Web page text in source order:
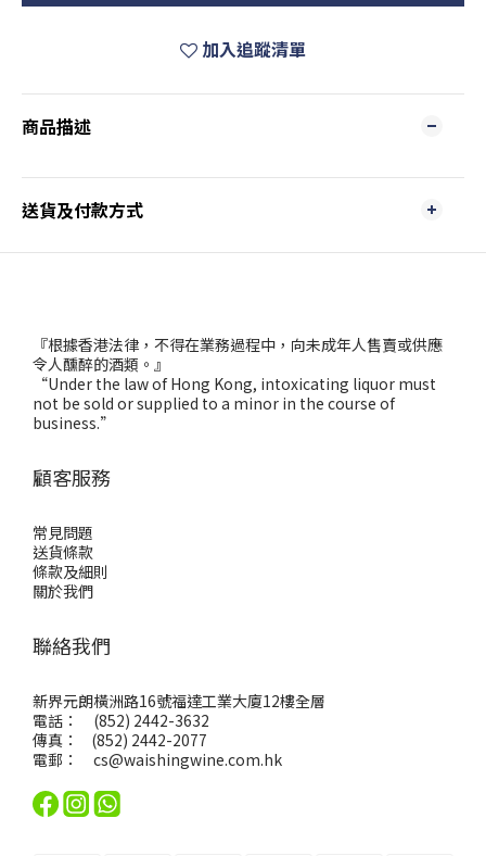
加入追蹤清單
商品描述
送貨及付款方式
『根據香港法律，不得在業務過程中，向未成年人售賣或供應
令人醺醉的酒類。』
“Under the law of Hong Kong, intoxicating liquor must
not be sold or supplied to a minor in the course of
business.”
顧客服務
常見問題
送貨條款
條款及細則
關於我們
聯絡我們
新界元朗橫洲路16號福達工業大廈12樓全層
電話： (852) 2442-3632
傳真： (852) 2442-2077
電郵： cs@waishingwine.com.hk